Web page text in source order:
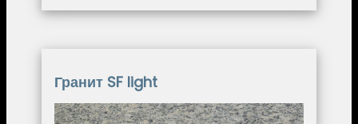
Гранит SF light
Image